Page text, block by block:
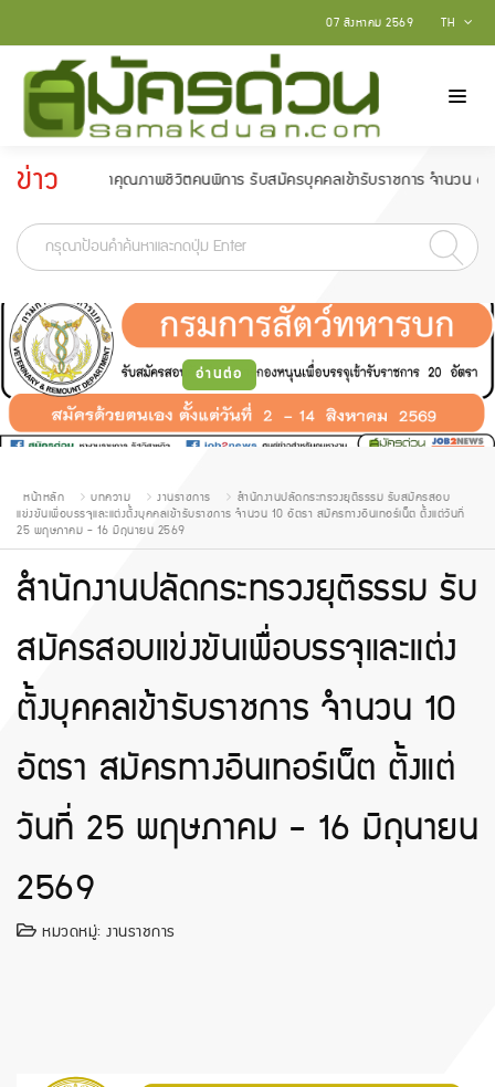
TH
07 สิงหาคม 2569
ข่าว
ประกาศ
ละพัฒนาคุณภาพชีวิตคนพิการ รับสมัครบุคคลเข้ารับราชการ จำนวน 6 อัตรา
-
อ่านต่อ
หน้าหลัก บทความ งานราชการ
สํานักงานปลัดกระทรวงยุติธรรม รับสมัครสอบ
แข่งขันเพื่อบรรจุและแต่งตั้งบุคคลเข้ารับราชการ จำนวน 10 อัตรา สมัครทางอินเทอร์เน็ต ตั้งแต่วันที่
25 พฤษภาคม - 16 มิถุนายน 2569
สํานักงานปลัดกระทรวงยุติธรรม รับ
สมัครสอบแข่งขันเพื่อบรรจุและแต่ง
ตั้งบุคคลเข้ารับราชการ จำนวน 10
อัตรา สมัครทางอินเทอร์เน็ต ตั้งแต่
วันที่ 25 พฤษภาคม - 16 มิถุนายน
2569
หมวดหมู่: งานราชการ